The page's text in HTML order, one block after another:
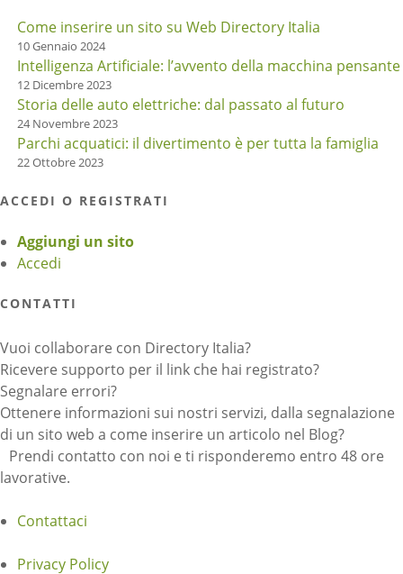
Come inserire un sito su Web Directory Italia
10 Gennaio 2024
Intelligenza Artificiale: l’avvento della macchina pensante
12 Dicembre 2023
Storia delle auto elettriche: dal passato al futuro
24 Novembre 2023
Parchi acquatici: il divertimento è per tutta la famiglia
22 Ottobre 2023
ACCEDI O REGISTRATI
Aggiungi un sito
Accedi
CONTATTI
Vuoi collaborare con Directory Italia?
Ricevere supporto per il link che hai registrato?
Segnalare errori?
Ottenere informazioni sui nostri servizi, dalla segnalazione
di un sito web a come inserire un articolo nel Blog?
Prendi contatto con noi e ti risponderemo entro 48 ore
lavorative.
Contattaci
Privacy Policy